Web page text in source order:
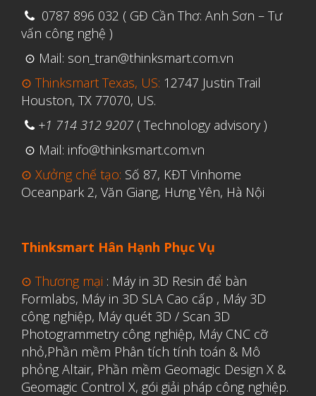
Tháng Tư 2019
Tháng Ba 2019
Aerospace
File 3D
Giải pháp
Giải pháp ô tô
in 3d cao cấp
Máy in 3D để bàn Formlabs U.S.
Mô phỏng
0787 896 032 ( GĐ Cần Thơ: Anh Sơn – Tư
vấn công nghệ )
⊙ Mail: son_tran@thinksmart.com.vn
⊙ Thinksmart Texas, US: 12747 Justin Trail
Houston, TX 77070, US.
+1 714 312 9207 ( Technology advisory )
⊙ Mail: info@thinksmart.com.vn
⊙ Xưởng chế tạo: Số 87, KĐT Vinhome
Oceanpark 2, Văn Giang, Hưng Yên, Hà Nội
Thinksmart Hân Hạnh Phục Vụ
⊙ Thương mại : Máy in 3D Resin để bàn
Formlabs, Máy in 3D SLA Cao cấp , Máy 3D
công nghiệp, Máy quét 3D / Scan 3D
Photogrammetry công nghiệp, Máy CNC cỡ
nhỏ,Phần mềm Phân tích tính toán & Mô
phỏng Altair, Phần mềm Geomagic Design X &
Geomagic Control X, gói giải pháp công nghiệp.